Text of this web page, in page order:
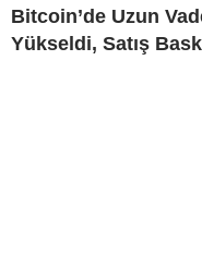
Bitcoin’de Uzun
Yükseldi, Satış